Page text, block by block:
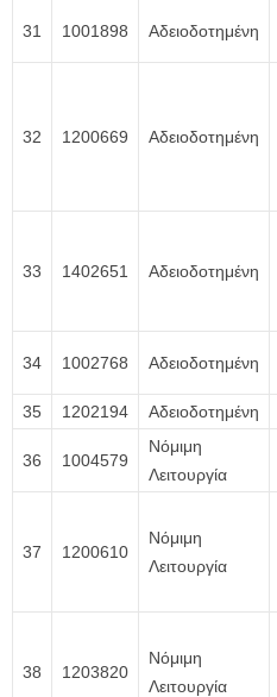
31 1001898 Αδειοδοτημένη
32 1200669 Αδειοδοτημένη
33 1402651 Αδειοδοτημένη
34 1002768 Αδειοδοτημένη
35
1202194 Αδειοδοτημένη
36 1004579
Νόμιμη
Λειτουργία
37 1200610
Νόμιμη
Λειτουργία
38 1203820
Νόμιμη
Λειτουργία